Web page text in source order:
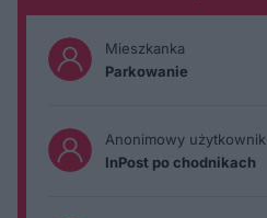
Mieszkanka
Parkowanie
Anonimowy użytkownik
InPost po chodnikach